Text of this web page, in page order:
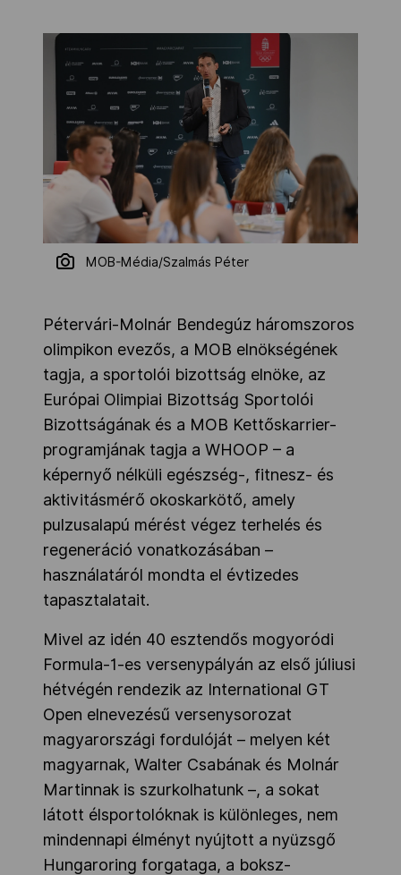
MOB-Média/Szalmás Péter
Pétervári-Molnár Bendegúz háromszoros
olimpikon evezős, a MOB elnökségének
tagja, a sportolói bizottság elnöke, az
Európai Olimpiai Bizottság Sportolói
Bizottságának és a MOB Kettőskarrier-
programjának tagja a WHOOP – a
képernyő nélküli egészség-, fitnesz- és
aktivitásmérő okoskarkötő, amely
pulzusalapú mérést végez terhelés és
regeneráció vonatkozásában –
használatáról mondta el évtizedes
tapasztalatait.
Mivel az idén 40 esztendős mogyoródi
Formula-1-es versenypályán az első júliusi
hétvégén rendezik az International GT
Open elnevezésű versenysorozat
magyarországi fordulóját – melyen két
magyarnak, Walter Csabának és Molnár
Martinnak is szurkolhatunk –, a sokat
látott élsportolóknak is különleges, nem
mindennapi élményt nyújtott a nyüzsgő
Hungaroring forgataga, a boksz-